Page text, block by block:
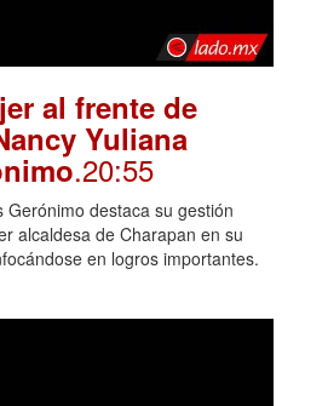
al frente de
Yuliana
.20:55
Gerónimo destaca su gestión
alcaldesa de Charapan en su
en logros importantes.